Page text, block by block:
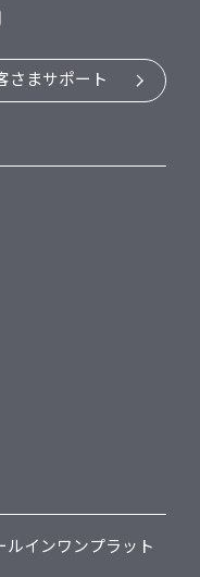
さまサポート
ルインワンプラット